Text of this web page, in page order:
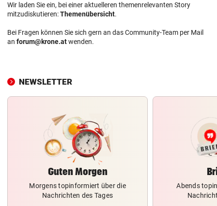
Wir laden Sie ein, bei einer aktuelleren themenrelevanten Story
mitzudiskutieren:Themenübersicht.
Bei Fragen können Sie sich gern an das Community-Team per Mail
an forum@krone.atwenden.
NEWSLETTER
Guten Morgen
Morgens topinformiert über die
Nachrichten des Tages
Abends